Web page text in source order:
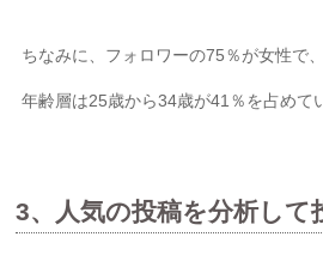
ちなみに、フォロワーの75％が女性で、
年齢層は25歳から34歳が41％を占めて
3、人気の投稿を分析して